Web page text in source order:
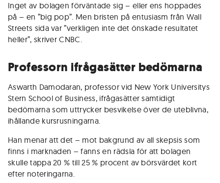
Inget av bolagen förväntade sig – eller ens hoppades
på – en ”big pop”. Men bristen på entusiasm från Wall
Streets sida var ”verkligen inte det önskade resultatet
heller”, skriver CNBC.
Professorn ifrågasätter bedömarna
Aswarth Damodaran, professor vid New York Universitys
Stern School of Business, ifrågasätter samtidigt
bedömarna som uttrycker besvikelse över de uteblivna,
ihållande kursrusningarna.
Han menar att det – mot bakgrund av all skepsis som
finns i marknaden – fanns en rädsla för att bolagen
skulle tappa 20 % till 25 % procent av börsvärdet kort
efter noteringarna.